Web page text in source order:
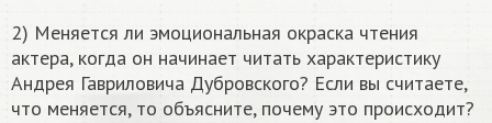
2) Меняется ли эмоциональная окраска чтения
актера, когда он начинает читать характеристику
Андрея Гавриловича Дубровского? Если вы считаете,
что меняется, то объясните, почему это происходит?